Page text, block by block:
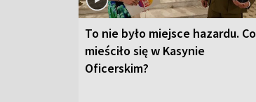
To nie było miejsce hazardu. Co
mieściło się w Kasynie
Oficerskim?